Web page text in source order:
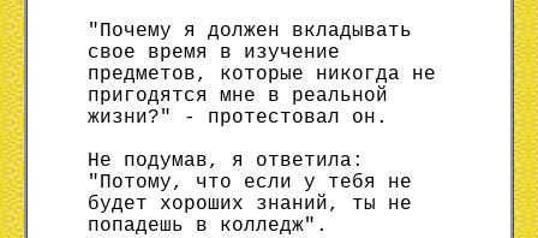
"Почему я должен вкладывать
свое время в изучение
предметов, которые никогда не
пригодятся мне в реальной
жизни?" - протестовал он.
Не подумав, я ответила:
"Потому, что если у тебя не
будет хороших знаний, ты не
попадешь в колледж".